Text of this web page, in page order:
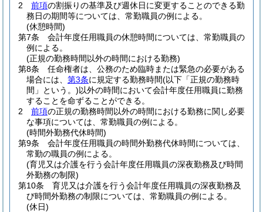
2
前項の割振りの基準及び週休日に変更することのできる勤
務日の期間等については、常勤職員の例による。
(休憩時間)
第7条
会計年度任用職員の休憩時間については、常勤職員の
例による。
(正規の勤務時間以外の時間における勤務)
第8条
任命権者は、公務のため臨時または緊急の必要がある
場合には、 第3条に規定する勤務時間(以下「正規の勤務時
間」という。)以外の時間において会計年度任用職員に勤務
することを命ずることができる。
2
前項の正規の勤務時間以外の時間における勤務に関し必要
な事項については、常勤職員の例による。
(時間外勤務代休時間)
第9条
会計年度任用職員の時間外勤務代休時間については、
常勤の職員の例による。
(育児又は介護を行う会計年度任用職員の深夜勤務及び時間
外勤務の制限)
第10条
育児又は介護を行う会計年度任用職員の深夜勤務及
び時間外勤務の制限については、常勤職員の例による。
(休日)